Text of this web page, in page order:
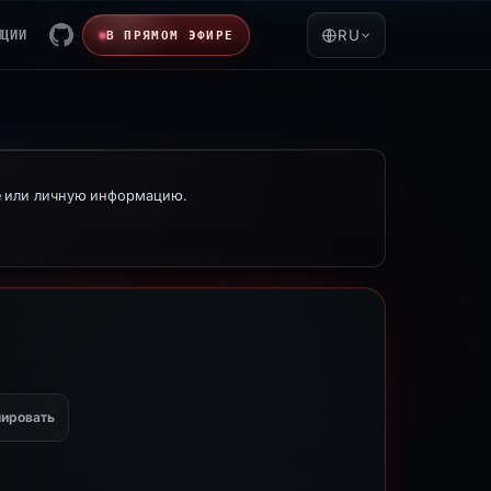
В ПРЯМОМ ЭФИРЕ RU
или личную информацию.